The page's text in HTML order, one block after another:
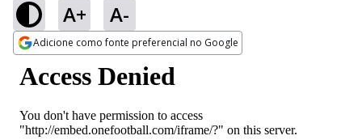
A+ A-
Adicione como fonte preferencial no Google
Opens in new window